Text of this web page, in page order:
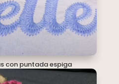
con puntada espiga